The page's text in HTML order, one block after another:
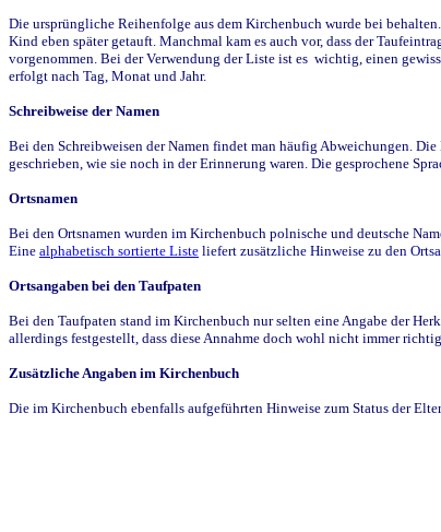
Die ursprüngliche Reihenfolge aus dem Kirchenbuch wurde bei
Kind eben später getauft. Manchmal kam es auch vor, dass der
vorgenommen. Bei der Verwendung der Liste ist es wichtig, einen
erfolgt nach Tag, Monat und Jahr.
Schreibweise der Namen
Bei den Schreibweisen der Namen findet man häufig Abweichungen.
geschrieben, wie sie noch in der Erinnerung waren. Die gesprochene
Ortsnamen
Bei den Ortsnamen wurden im Kirchenbuch polnische und deutsche
Eine alphabetisch sortierte Liste liefert zusätzliche Hinweise zu den
Ortsangaben bei den Taufpaten
Bei den Taufpaten stand im Kirchenbuch nur selten eine Angabe der
allerdings festgestellt, dass diese Annahme doch wohl nicht immer
Zusätzliche Angaben im Kirchenbuch
Die im Kirchenbuch ebenfalls aufgeführten Hinweise zum Status der